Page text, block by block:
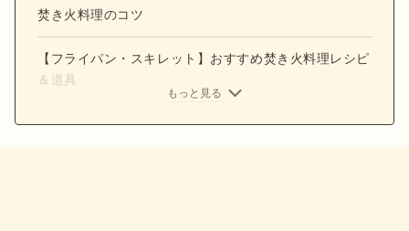
焚き火料理のコツ
【フライパン・スキレット】おすすめ焚き火料理レシピ
＆道具
もっと見る